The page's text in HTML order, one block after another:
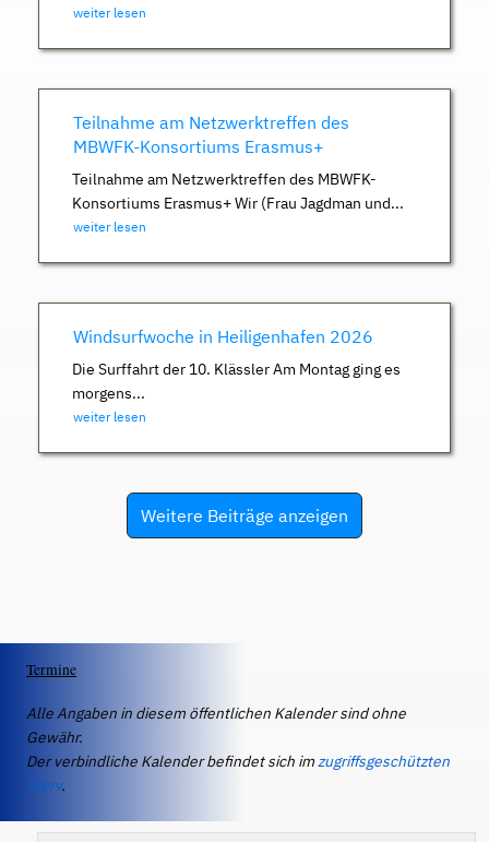
weiter lesen
Teilnahme am Netzwerktreffen des
MBWFK-Konsortiums Erasmus+
Teilnahme am Netzwerktreffen des MBWFK-
Konsortiums Erasmus+ Wir (Frau Jagdman und...
weiter lesen
Windsurfwoche in Heiligenhafen 2026
Die Surffahrt der 10. Klässler Am Montag ging es
morgens...
weiter lesen
Weitere Beiträge anzeigen
Termine
Alle Angaben in diesem öffentlichen Kalender sind ohne
Gewähr.
Der verbindliche Kalender befindet sich imzugriffsgeschützten
IServ.